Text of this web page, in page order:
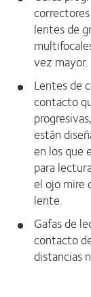
lentes de
vez mayor.
Lentes de
contacto
están
en los que
para
el ojo mire
lente.
Gafas de
contacto
distancias